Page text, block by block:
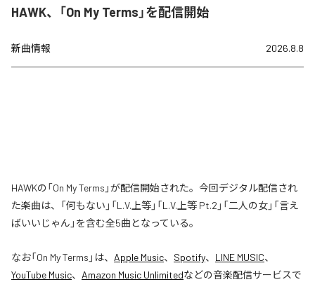
HAWK、「On My Terms」を配信開始
新曲情報 2026.8.8
HAWKの「On My Terms」が配信開始された。今回デジタル配信され
た楽曲は、「何もない」「L.V.上等」「L.V.上等 Pt.2」「二人の女」「言え
ばいいじゃん」を含む全5曲となっている。
なお「On My Terms 」は、 Apple Music、 Spotify、 LINE MUSIC、
YouTube Music、 Amazon Music Unlimitedなどの音楽配信サービスで